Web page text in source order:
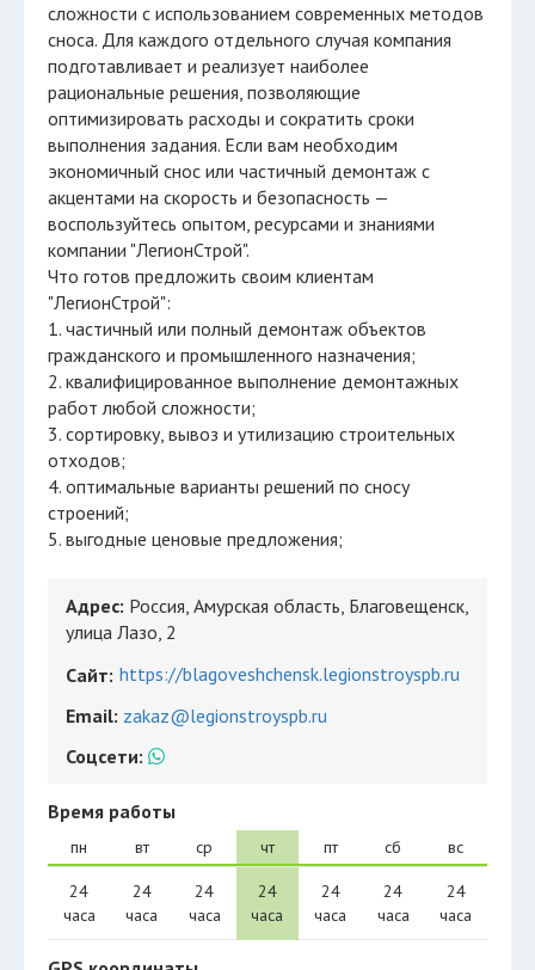
сложности с использованием современных методов
сноса. Для каждого отдельного случая компания
подготавливает и реализует наиболее
рациональные решения, позволяющие
оптимизировать расходы и сократить сроки
выполнения задания. Если вам необходим
экономичный снос или частичный демонтаж с
акцентами на скорость и безопасность —
воспользуйтесь опытом, ресурсами и знаниями
компании "ЛегионСтрой".
Что готов предложить своим клиентам
"ЛегионСтрой":
1. частичный или полный демонтаж объектов
гражданского и промышленного назначения;
2. квалифицированное выполнение демонтажных
работ любой сложности;
3. сортировку, вывоз и утилизацию строительных
отходов;
4. оптимальные варианты решений по сносу
строений;
5. выгодные ценовые предложения;
Адрес: Россия, Амурская область, Благовещенск,
улица Лазо, 2
Сайт: https://blagoveshchensk.legionstroyspb.ru
Email: zakaz@legionstroyspb.ru
Соцсети:
Время работы
пн
24
часа
вт
24
часа
ср
24
часа
чт
24
часа
пт
24
часа
сб
24
часа
вс
24
часа